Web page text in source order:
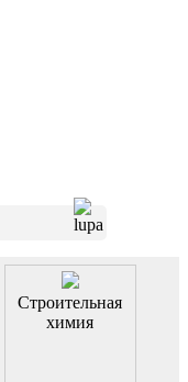
Строительная
химия